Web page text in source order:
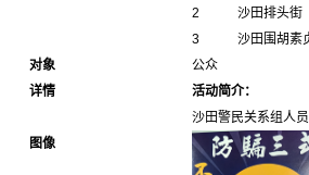
2
3
沙田排头街
沙田围胡素
对象
公众
详情
活动简介：
沙田警民关系组人
图像